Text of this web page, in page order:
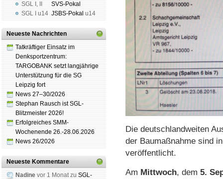
SGL I ,
SGL I
u14
SVS-Pokal
JSBS-Pokal u14
Neueste Nachrichten
Tatkräftiger Einsatz im
Denksportzentrum:
TARGOBANK setzt langjährige
Unterstützung für die SG
Leipzig fort
News 27–30/2026
Stephan Rausch ist SGL-
Blitzmeister 2026!
Erfolgreiches SMM-
Wochenende 26.-28.06.2026
News 26/2026
Neueste Kommentare
Nadine vor 1 Monat zu SGL-
Die deutschlandweiten
der Baumaßnahme sind
veröffentlicht.
Am Mittwoch, dem 5.